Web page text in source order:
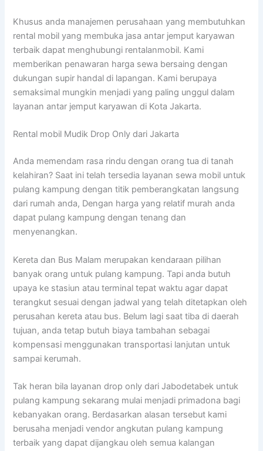
Khusus anda manajemen perusahaan yang membutuhkan
rental mobil yang membuka jasa antar jemput karyawan
terbaik dapat menghubungi rentalanmobil. Kami
memberikan penawaran harga sewa bersaing dengan
dukungan supir handal di lapangan. Kami berupaya
semaksimal mungkin menjadi yang paling unggul dalam
layanan antar jemput karyawan di Kota Jakarta.
Rental mobil Mudik Drop Only dari Jakarta
Anda memendam rasa rindu dengan orang tua di tanah
kelahiran? Saat ini telah tersedia layanan sewa mobil untuk
pulang kampung dengan titik pemberangkatan langsung
dari rumah anda, Dengan harga yang relatif murah anda
dapat pulang kampung dengan tenang dan
menyenangkan.
Kereta dan Bus Malam merupakan kendaraan pilihan
banyak orang untuk pulang kampung. Tapi anda butuh
upaya ke stasiun atau terminal tepat waktu agar dapat
terangkut sesuai dengan jadwal yang telah ditetapkan oleh
perusahan kereta atau bus. Belum lagi saat tiba di daerah
tujuan, anda tetap butuh biaya tambahan sebagai
kompensasi menggunakan transportasi lanjutan untuk
sampai kerumah.
Tak heran bila layanan drop only dari Jabodetabek untuk
pulang kampung sekarang mulai menjadi primadona bagi
kebanyakan orang. Berdasarkan alasan tersebut kami
berusaha menjadi vendor angkutan pulang kampung
terbaik yang dapat dijangkau oleh semua kalangan